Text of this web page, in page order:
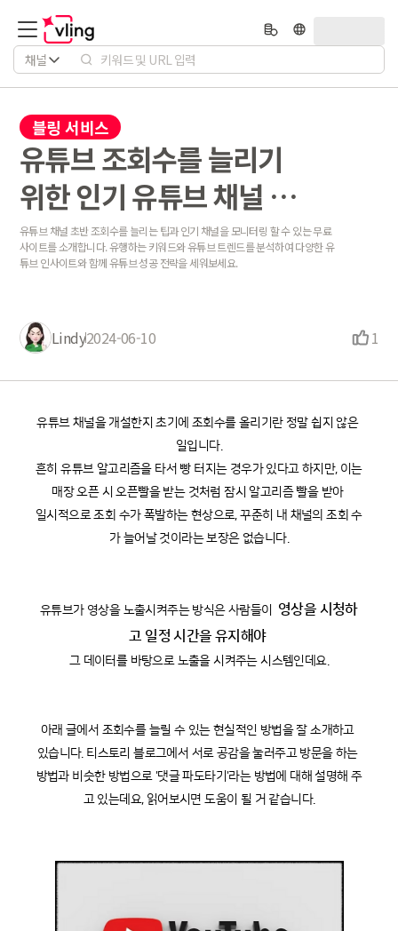
채널
블링 서비스
유튜브 조회수를 늘리기
위한 인기 유튜브 채널 분
석 방법
유튜브 채널 초반 조회수를 늘리는 팁과 인기 채널을 모니터링 할 수 있는 무료
사이트를 소개합니다. 유행하는 키워드와 유튜브 트렌드를 분석하여 다양한 유
튜브 인사이트와 함께 유튜브 성공 전략을 세워보세요.
Lindy2024-06-10 1
유튜브 채널을 개설한지 초기에 조회수를 올리기란 정말 쉽지 않은
일입니다.
흔히 유튜브 알고리즘을 타서 빵 터지는 경우가 있다고 하지만, 이는
매장 오픈 시 오픈빨을 받는 것처럼 잠시 알고리즘 빨을 받아
일시적으로 조회 수가 폭발하는 현상으로, 꾸준히 내 채널의 조회 수
가 늘어날 것이라는 보장은 없습니다.
유튜브가 영상을 노출시켜주는 방식은 사람들이
영상을 시청하
고 일정 시간을 유지해야
그 데이터를 바탕으로 노출을 시켜주는 시스템인데요.
아래 글에서 조회수를 늘릴 수 있는 현실적인 방법을 잘 소개하고
있습니다. 티스토리 블로그에서 서로 공감을 눌러주고 방문을 하는
방법과 비슷한 방법으로 '댓글 파도타기'라는 방법에 대해 설명해 주
고 있는데요, 읽어보시면 도움이 될 거 같습니다.